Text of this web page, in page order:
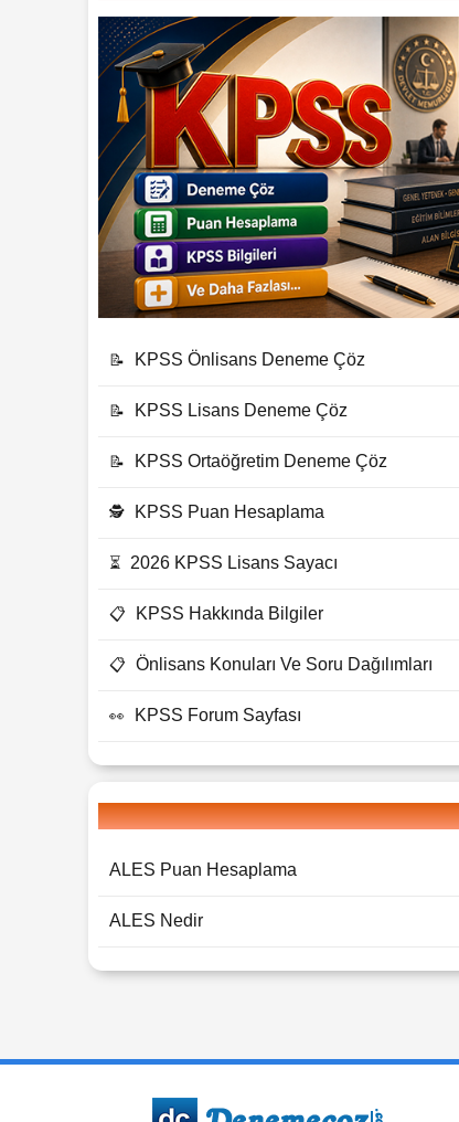
📝 KPSS Önlisans Deneme Çöz
📝 KPSS Lisans Deneme Çöz
📝 KPSS Ortaöğretim Deneme Çöz
🕵 KPSS Puan Hesaplama
⏳ 2026 KPSS Lisans Sayacı
📋 KPSS Hakkında Bilgiler
📋 Önlisans Konuları Ve Soru Dağılımları
👀 KPSS Forum Sayfası
ALES Puan Hesaplama
ALES Nedir